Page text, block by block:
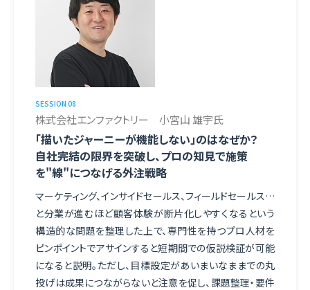
SESSION 08
株式会社エンファクトリー 小宮山 雄宇氏
「描いたジャーニーが機能しない」のはなぜか？
自社完結の限界を突破し、プロの知見で施策
を"線"につなげる外注戦略
マーケティング、インサイドセールス、フィールドセールス…
と分業が進むほど顧客体験が断片化しやすくなるという
構造的な問題を整理した上で、専門性を持つプロ人材を
ピンポイントでアサインすると短期間での仮説検証が可能
になると説明。ただし、目標設定があいまいなままでの丸
投げは成果につながらないと注意を促し、課題整理・要件